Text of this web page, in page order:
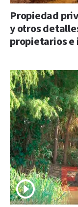
Propiedad
y otros
propietarios